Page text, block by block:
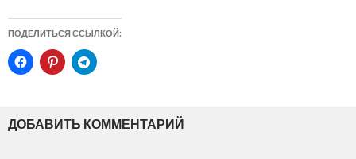
ПОДЕЛИТЬСЯ ССЫЛКОЙ:
ДОБАВИТЬ КОММЕНТАРИЙ